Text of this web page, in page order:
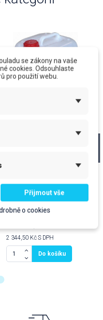
Očekáváme dodání zboží
prodejní jednotka: ks
2 344,50 KčS DPH
Do košíku
se zákony na vaše
cookies. Odsouhlaste
pro použití webu.
Přijmout vše
o cookies